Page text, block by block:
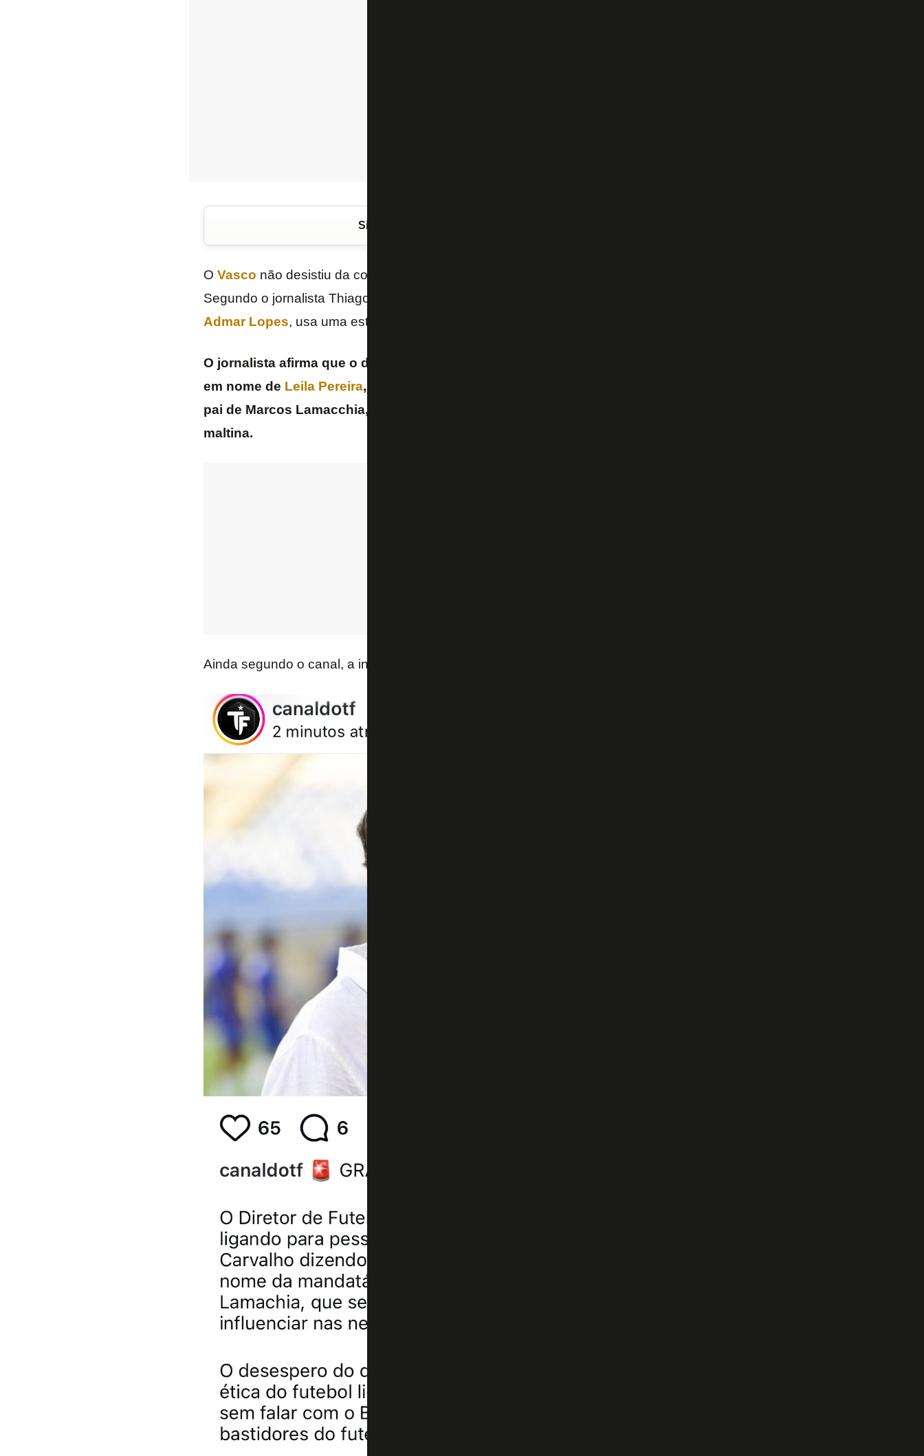
Siga o FogãoNET
O Vasco não desistiu da contratação de
Segundo o jornalista Thiago Franklin, do “Canal do TF”, o diretor de futebol do clube,
Admar Lopes, usa uma estratégia que envolve o nome de terceiros.
O jornalista afirma que o dirigente do Vasco fala a membros do estafe de Franclim
em nome de Leila Pereira, presidente do
pai de Marcos Lamacchia, cotado para ser um dos compradores da SAF cruz-
maltina.
Ainda segundo o canal, a investida estremeceu a relação entre Botafogo e Vasco.